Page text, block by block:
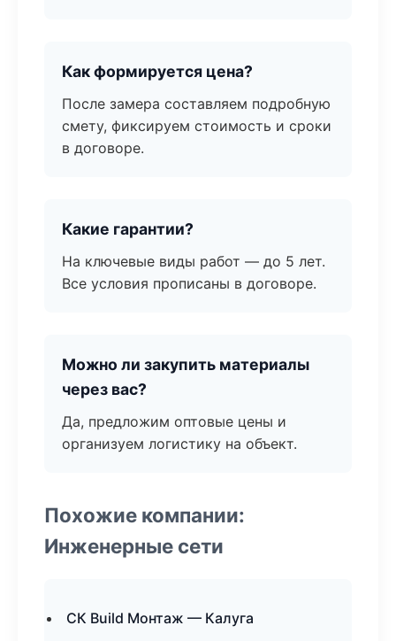
Как формируется цена?
После замера составляем подробную
смету, фиксируем стоимость и сроки
в договоре.
Какие гарантии?
На ключевые виды работ — до 5 лет.
Все условия прописаны в договоре.
Можно ли закупить материалы
через вас?
Да, предложим оптовые цены и
организуем логистику на объект.
Похожие компании:
Инженерные сети
СК Build Монтаж — Калуга